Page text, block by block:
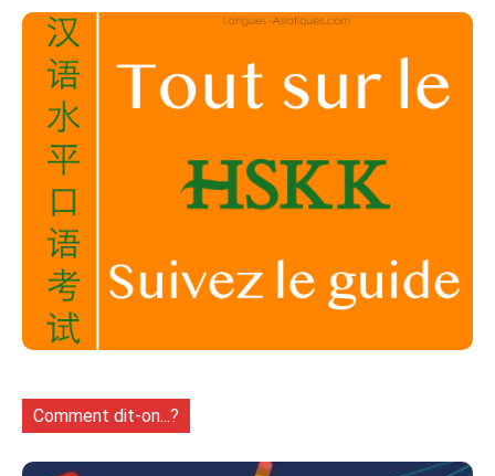
Comment dit-on...?